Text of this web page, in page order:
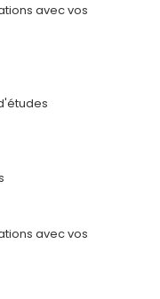
avec vos
avec vos